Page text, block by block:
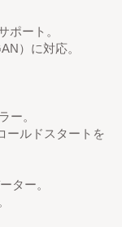
ポート。
）に対応。
ー。
ールドスタートを
ター。